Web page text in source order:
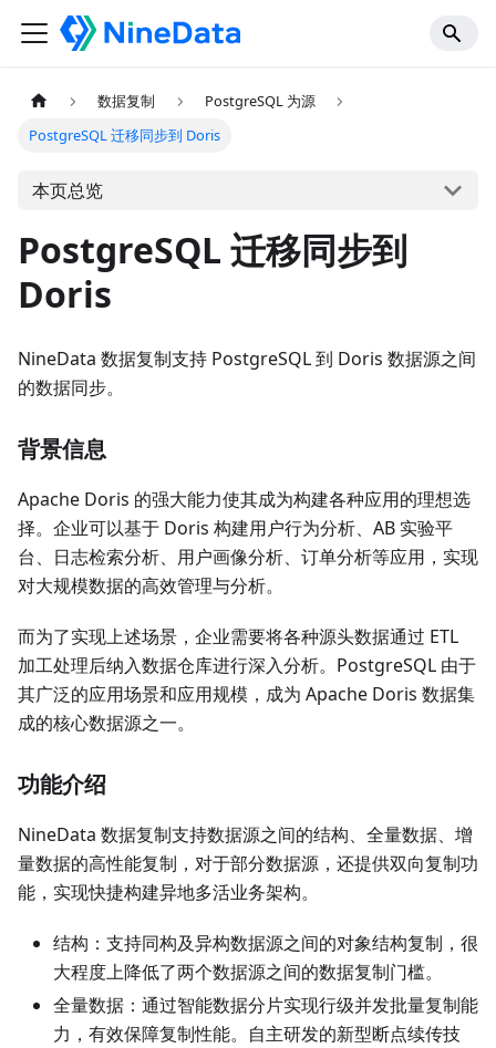
数据复制
PostgreSQL 为源
PostgreSQL 迁移同步到 Doris
本页总览
PostgreSQL 迁移同步到
Doris
NineData 数据复制支持 PostgreSQL 到 Doris 数据源之间
的数据同步。
背景信息
Apache Doris 的强大能力使其成为构建各种应用的理想选
择。企业可以基于 Doris 构建用户行为分析、AB 实验平
台、日志检索分析、用户画像分析、订单分析等应用，实现
对大规模数据的高效管理与分析。
而为了实现上述场景，企业需要将各种源头数据通过 ETL
加工处理后纳入数据仓库进行深入分析。PostgreSQL 由于
其广泛的应用场景和应用规模，成为 Apache Doris 数据集
成的核心数据源之一。
功能介绍
NineData 数据复制支持数据源之间的结构、全量数据、增
量数据的高性能复制，对于部分数据源，还提供双向复制功
能，实现快捷构建异地多活业务架构。
结构：支持同构及异构数据源之间的对象结构复制，很
大程度上降低了两个数据源之间的数据复制门槛。
全量数据：通过智能数据分片实现行级并发批量复制能
力，有效保障复制性能。自主研发的新型断点续传技